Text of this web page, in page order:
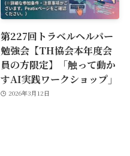
第227回トラベルヘルパー
勉強会【TH協会本年度会
員の方限定】「触って動か
すAI実践ワークショップ」
2026年3月12日